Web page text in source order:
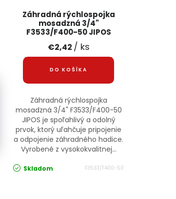
Záhradná rýchlospojka
mosadzná 3/4"
F3533/F400-50 JIPOS
€2,42 / ks
DO KOŠÍKA
Záhradná rýchlospojka
mosadzná 3/4" F3533/F400-50
JIPOS je spoľahlivý a odolný
prvok, ktorý uľahčuje pripojenie
a odpojenie záhradného hadice.
Vyrobené z vysokokvalitnej...
Skladom F3533/F400-50